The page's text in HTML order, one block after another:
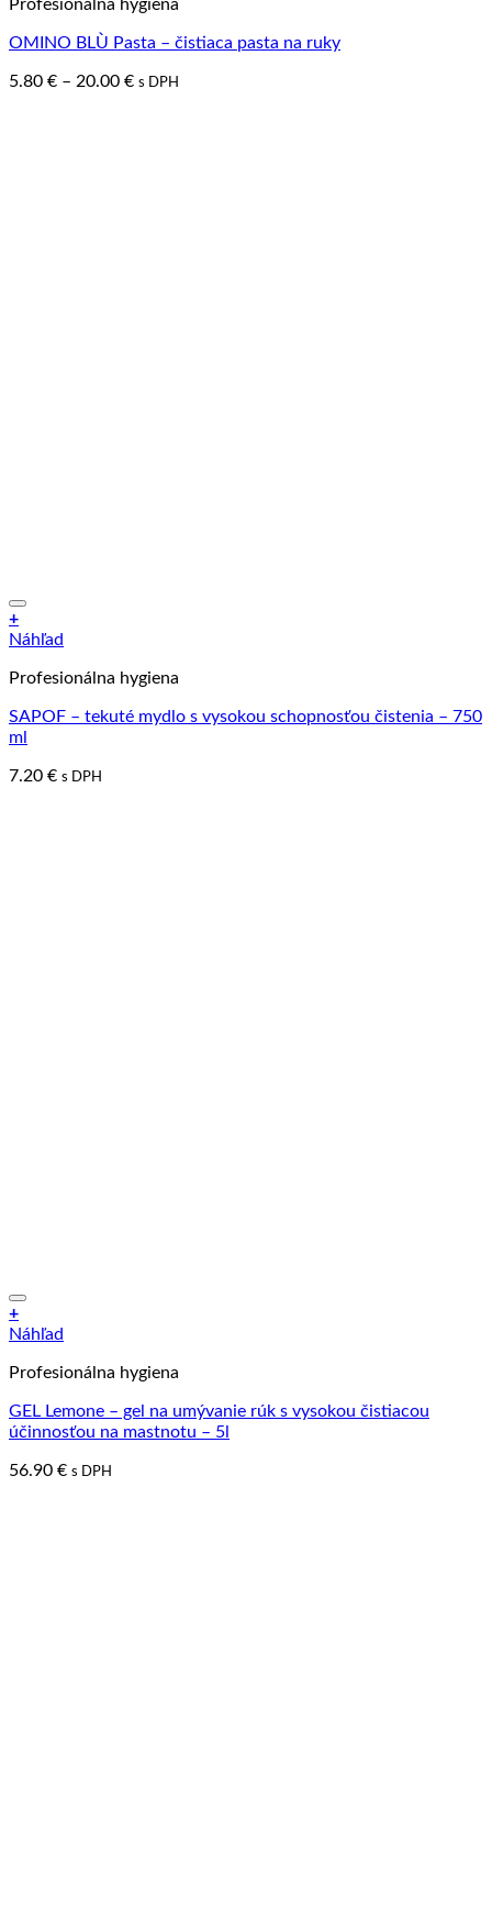
has
variants.
options
Profesionálna hygiena
OMINO BLÙ Pasta – čistiaca pasta na ruky
5.80 € – 20.00 € s DPH
+
Náhľad
Profesionálna hygiena
SAPOF – tekuté mydlo s vysokou schopnosťou čistenia – 750
ml
7.20 € s DPH
+
Náhľad
Profesionálna hygiena
GEL Lemone – gel na umývanie rúk s vysokou čistiacou
účinnosťou na mastnotu – 5l
56.90 € s DPH